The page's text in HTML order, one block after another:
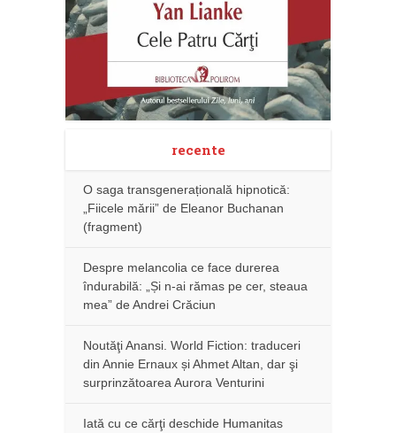
recente
O saga transgenerațională hipnotică:
„Fiicele mării” de Eleanor Buchanan
(fragment)
Despre melancolia ce face durerea
îndurabilă: „Și n-ai rămas pe cer, steaua
mea” de Andrei Crăciun
Noutăţi Anansi. World Fiction: traduceri
din Annie Ernaux și Ahmet Altan, dar şi
surprinzătoarea Aurora Venturini
Iată cu ce cărţi deschide Humanitas